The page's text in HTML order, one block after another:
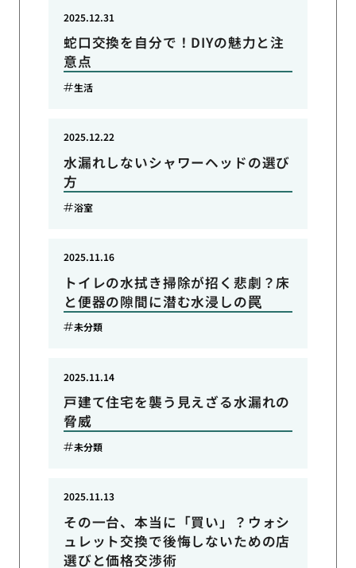
蛇口交換を自分で！DIYの魅力と注
意点
2025.12.31
生活
水漏れしないシャワーヘッドの選び
方
2025.12.22
浴室
トイレの水拭き掃除が招く悲劇？床
と便器の隙間に潜む水浸しの罠
2025.11.16
未分類
戸建て住宅を襲う見えざる水漏れの
脅威
2025.11.14
未分類
その一台、本当に「買い」？ウォシ
ュレット交換で後悔しないための店
選びと価格交渉術
2025.11.13